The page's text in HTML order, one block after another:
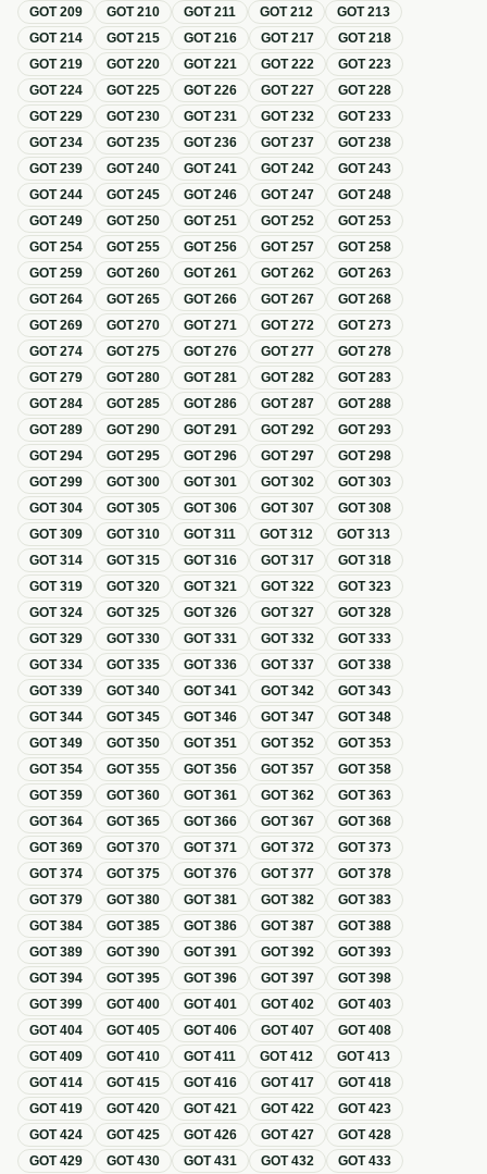
GOT209 GOT210 GOT211 GOT212 GOT213
GOT214 GOT215 GOT216 GOT217 GOT218
GOT219 GOT220 GOT221 GOT222 GOT223
GOT224 GOT225 GOT226 GOT227 GOT228
GOT229 GOT230 GOT231 GOT232 GOT233
GOT234 GOT235 GOT236 GOT237 GOT238
GOT239 GOT240 GOT241 GOT242 GOT243
GOT244 GOT245 GOT246 GOT247 GOT248
GOT249 GOT250 GOT251 GOT252 GOT253
GOT254 GOT255 GOT256 GOT257 GOT258
GOT259 GOT260 GOT261 GOT262 GOT263
GOT264 GOT265 GOT266 GOT267 GOT268
GOT269 GOT270 GOT271 GOT272 GOT273
GOT274 GOT275 GOT276 GOT277 GOT278
GOT279 GOT280 GOT281 GOT282 GOT283
GOT284 GOT285 GOT286 GOT287 GOT288
GOT289 GOT290 GOT291 GOT292 GOT293
GOT294 GOT295 GOT296 GOT297 GOT298
GOT299 GOT300 GOT301 GOT302 GOT303
GOT304 GOT305 GOT306 GOT307 GOT308
GOT309 GOT310 GOT311 GOT312 GOT313
GOT314 GOT315 GOT316 GOT317 GOT318
GOT319 GOT320 GOT321 GOT322 GOT323
GOT324 GOT325 GOT326 GOT327 GOT328
GOT329 GOT330 GOT331 GOT332 GOT333
GOT334 GOT335 GOT336 GOT337 GOT338
GOT339 GOT340 GOT341 GOT342 GOT343
GOT344 GOT345 GOT346 GOT347 GOT348
GOT349 GOT350 GOT351 GOT352 GOT353
GOT354 GOT355 GOT356 GOT357 GOT358
GOT359 GOT360 GOT361 GOT362 GOT363
GOT364 GOT365 GOT366 GOT367 GOT368
GOT369 GOT370 GOT371 GOT372 GOT373
GOT374 GOT375 GOT376 GOT377 GOT378
GOT379 GOT380 GOT381 GOT382 GOT383
GOT384 GOT385 GOT386 GOT387 GOT388
GOT389 GOT390 GOT391 GOT392 GOT393
GOT394 GOT395 GOT396 GOT397 GOT398
GOT399 GOT400 GOT401 GOT402 GOT403
GOT404 GOT405 GOT406 GOT407 GOT408
GOT409 GOT410 GOT411 GOT412 GOT413
GOT414 GOT415 GOT416 GOT417 GOT418
GOT419 GOT420 GOT421 GOT422 GOT423
GOT424 GOT425 GOT426 GOT427 GOT428
GOT429 GOT430 GOT431 GOT432 GOT433